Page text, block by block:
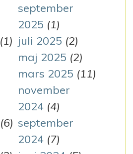
september
2025 (1)
(1) juli 2025 (2)
maj 2025 (2)
mars 2025 (11)
november
2024 (4)
(6) september
2024 (7)